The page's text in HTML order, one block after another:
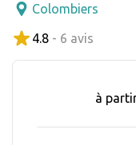
Colombiers
4.8 - 6 avis
à